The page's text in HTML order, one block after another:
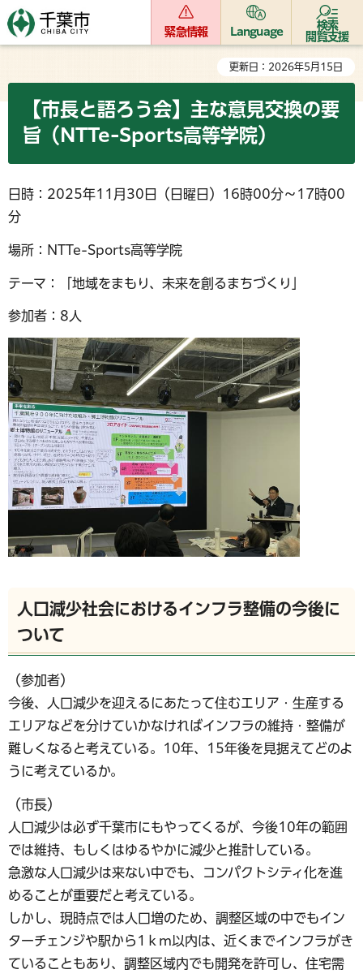
緊急情報 Language
検索
閲覧支援
更新日：2026年5月15日
【市長と語ろう会】主な意見交換の要
旨（NTTe-Sports高等学院）
日時：2025年11月30日（日曜日）16時00分～17時00
分
場所：NTTe-Sports高等学院
テーマ：「地域をまもり、未来を創るまちづくり」
参加者：8人
人口減少社会におけるインフラ整備の今後に
ついて
（参加者）
今後、人口減少を迎えるにあたって住むエリア・生産する
エリアなどを分けていかなければインフラの維持・整備が
難しくなると考えている。10年、15年後を見据えてどのよ
うに考えているか。
（市長）
人口減少は必ず千葉市にもやってくるが、今後10年の範囲
では維持、もしくはゆるやかに減少と推計している。
急激な人口減少は来ない中でも、コンパクトシティ化を進
めることが重要だと考えている。
しかし、現時点では人口増のため、調整区域の中でもイン
ターチェンジや駅から1ｋｍ以内は、近くまでインフラがき
ていることもあり、調整区域内でも開発を許可し、住宅需